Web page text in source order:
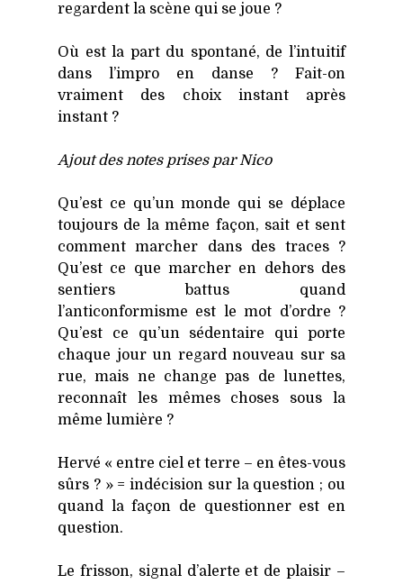
regardent la scène qui se joue ?
Où est la part du spon­ta­né, de l’intuitif
dans l’impro en danse ? Fait-on
vrai­ment des choix ins­tant après
ins­tant ?
Ajout des notes prises par Nico
Qu’est ce qu’un monde qui se déplace
tou­jours de la même façon, sait et sent
com­ment mar­cher dans des traces ?
Qu’est ce que mar­cher en dehors des
sen­tiers bat­tus quand
l’anticonformisme est le mot d’ordre ?
Qu’est ce qu’un séden­taire qui porte
chaque jour un regard nou­veau sur sa
rue, mais ne change pas de lunettes,
recon­naît les mêmes choses sous la
même lumière ?
Her­vé « entre ciel et terre – en êtes-vous
sûrs ? » = indé­ci­sion sur la ques­tion ; ou
quand la façon de ques­tion­ner est en
ques­tion.
Le fris­son, signal d’alerte et de plai­sir –